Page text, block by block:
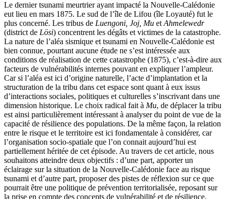
Le dernier tsunami meurtrier ayant impacté la Nouvelle-Calédonie
eut lieu en mars 1875. Le sud de l’île de Lifou (île Loyauté) fut le
plus concerné. Les tribus de Luengoni, Joj, Mu et Ahmelewedr
(district de Lösi) concentrent les dégâts et victimes de la catastrophe.
La nature de l’aléa sismique et tsunami en Nouvelle-Calédonie est
bien connue, pourtant aucune étude ne s’est intéressée aux
conditions de réalisation de cette catastrophe (1875), c’est-à-dire aux
facteurs de vulnérabilités internes pouvant en expliquer l’ampleur.
Car si l’aléa est ici d’origine naturelle, l’acte d’implantation et la
structuration de la tribu dans cet espace sont quant à eux issus
d’interactions sociales, politiques et culturelles s’inscrivant dans une
dimension historique. Le choix radical fait à Mu, de déplacer la tribu
est ainsi particulièrement intéressant à analyser du point de vue de la
capacité de résilience des populations. De la même façon, la relation
entre le risque et le territoire est ici fondamentale à considérer, car
l’organisation socio-spatiale que l’on connait aujourd’hui est
partiellement héritée de cet épisode. Au travers de cet article, nous
souhaitons atteindre deux objectifs : d’une part, apporter un
éclairage sur la situation de la Nouvelle-Calédonie face au risque
tsunami et d’autre part, proposer des pistes de réflexion sur ce que
pourrait être une politique de prévention territorialisée, reposant sur
la prise en compte des concepts de vulnérabilité et de résilience,